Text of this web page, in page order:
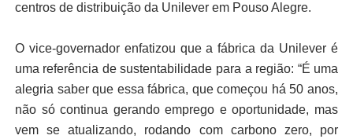
centros de distribuição da Unilever em Pouso Alegre.
O vice-governador enfatizou que a fábrica da Unilever é
uma referência de sustentabilidade para a região: “É uma
alegria saber que essa fábrica, que começou há 50 anos,
não só continua gerando emprego e oportunidade, mas
vem se atualizando, rodando com carbono zero, por